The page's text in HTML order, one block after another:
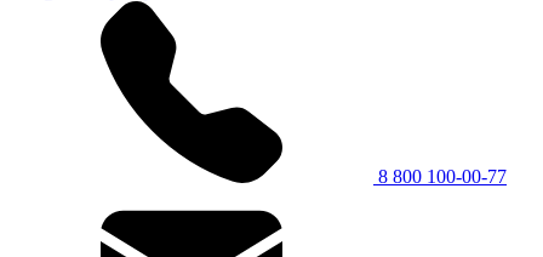
8 800 100-00-77